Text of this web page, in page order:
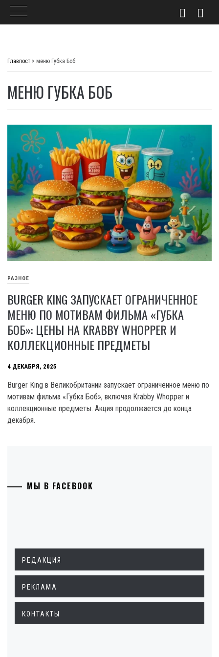
Главпост > меню Губка Боб
МЕНЮ ГУБКА БОБ
РАЗНОЕ
BURGER KING ЗАПУСКАЕТ ОГРАНИЧЕННОЕ
МЕНЮ ПО МОТИВАМ ФИЛЬМА «ГУБКА
БОБ»: ЦЕНЫ НА KRABBY WHOPPER И
КОЛЛЕКЦИОННЫЕ ПРЕДМЕТЫ
4 ДЕКАБРЯ, 2025
Burger King в Великобритании запускает ограниченное меню по
мотивам фильма «Губка Боб», включая Krabby Whopper и
коллекционные предметы. Акция продолжается до конца
декабря.
МЫ В FACEBOOK
РЕДАКЦИЯ
РЕКЛАМА
КОНТАКТЫ